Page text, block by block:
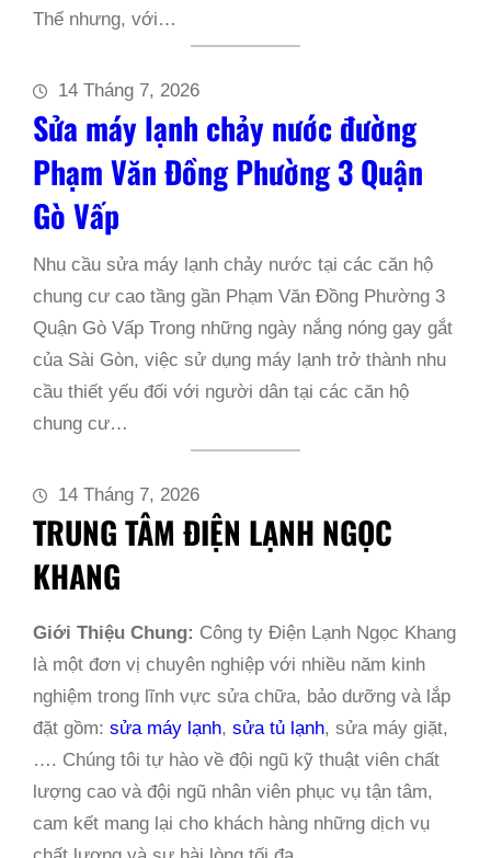
Thế nhưng, với…
14 Tháng 7, 2026
Sửa máy lạnh chảy nước đường
Phạm Văn Đồng Phường 3 Quận
Gò Vấp
Nhu cầu sửa máy lạnh chảy nước tại các căn hộ
chung cư cao tầng gần Phạm Văn Đồng Phường 3
Quận Gò Vấp Trong những ngày nắng nóng gay gắt
của Sài Gòn, việc sử dụng máy lạnh trở thành nhu
cầu thiết yếu đối với người dân tại các căn hộ
chung cư…
14 Tháng 7, 2026
TRUNG TÂM ĐIỆN LẠNH NGỌC
KHANG
Giới Thiệu Chung: Công ty Điện Lạnh Ngọc Khang
là một đơn vị chuyên nghiệp với nhiều năm kinh
nghiệm trong lĩnh vực sửa chữa, bảo dưỡng và lắp
đặt gồm: sửa máy lạnh, sửa tủ lạnh, sửa máy giặt,
…. Chúng tôi tự hào về đội ngũ kỹ thuật viên chất
lượng cao và đội ngũ nhân viên phục vụ tận tâm,
cam kết mang lại cho khách hàng những dịch vụ